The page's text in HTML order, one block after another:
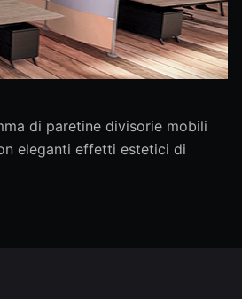
di paretine divisorie mobili
eleganti effetti estetici di